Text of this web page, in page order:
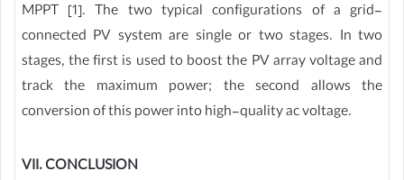
MPPT [1]. The two typical configurations of a grid-
connected PV system are single or two stages. In two
stages, the first is used to boost the PV array voltage and
track the maximum power; the second allows the
conversion of this power into high-quality ac voltage.
VII. CONCLUSION